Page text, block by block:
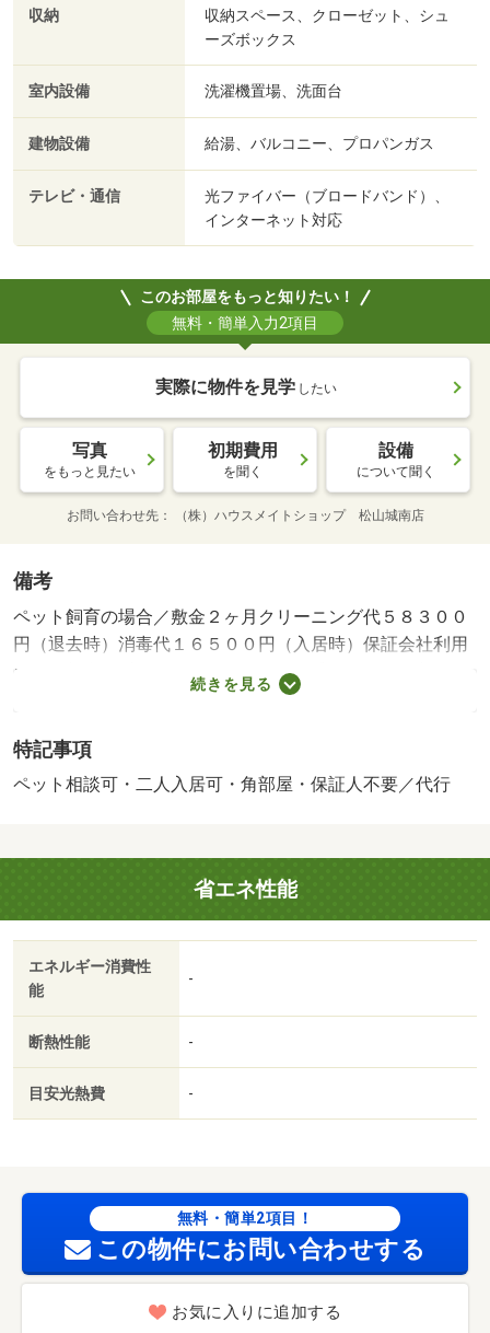
収納
収納スペース、クローゼット、シュ
ーズボックス
室内設備 洗濯機置場、洗面台
建物設備 給湯、バルコニー、プロパンガス
テレビ・通信
光ファイバー（ブロードバンド）、
インターネット対応
このお部屋をもっと知りたい！
無料・簡単入力2項目
実際に物件を見学 したい
写真
をもっと見たい
初期費用
を聞く
設備
について聞く
お問い合わせ先 （株）ハウスメイトショップ 松山城南店
備考
ペット飼育の場合／敷金２ヶ月クリーニング代５８３００
円（退去時）消毒代１６５００円（入居時）保証会社利用
必須更新事務手数料２．４２万円・賃貸保証等：加入要
（初回総賃料の１００％、１０，０００円／年の更新
代２，７５０円／月・Ｎサポート１，２１０円／月・ペッ
ト条件：室内小型犬飼育可・★松山城南店へご来店をお待
６，４００円
続きを見る
特記事項
ペット相談可・二人入居可・角部屋・保証人不要／代行
省エネ性能
エネルギー消費性
能
-
断熱性能 -
目安光熱費 -
無料・簡単2項目！
この物件にお問い合わせする
お気に入りに追加する